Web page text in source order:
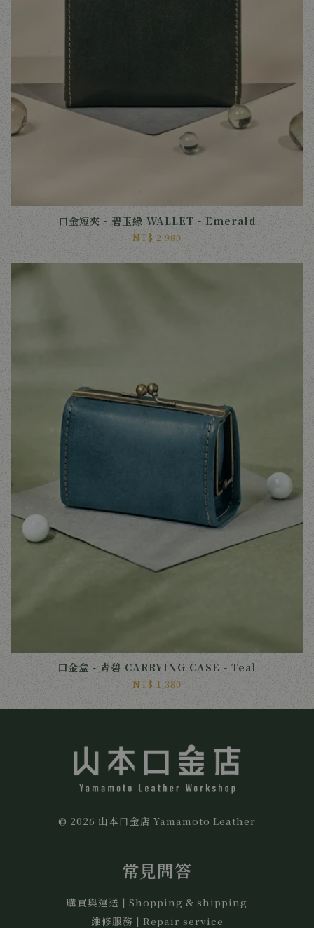
口金短夾 - 碧玉綠 WALLET - Emerald
NT$ 2,980
口金盒 - 青碧 CARRYING CASE - Teal
NT$ 1,380
© 2026 山本口金店 Yamamoto Leather
常見問答
購買與運送 | Shopping & shipping
維修服務 | Repair service